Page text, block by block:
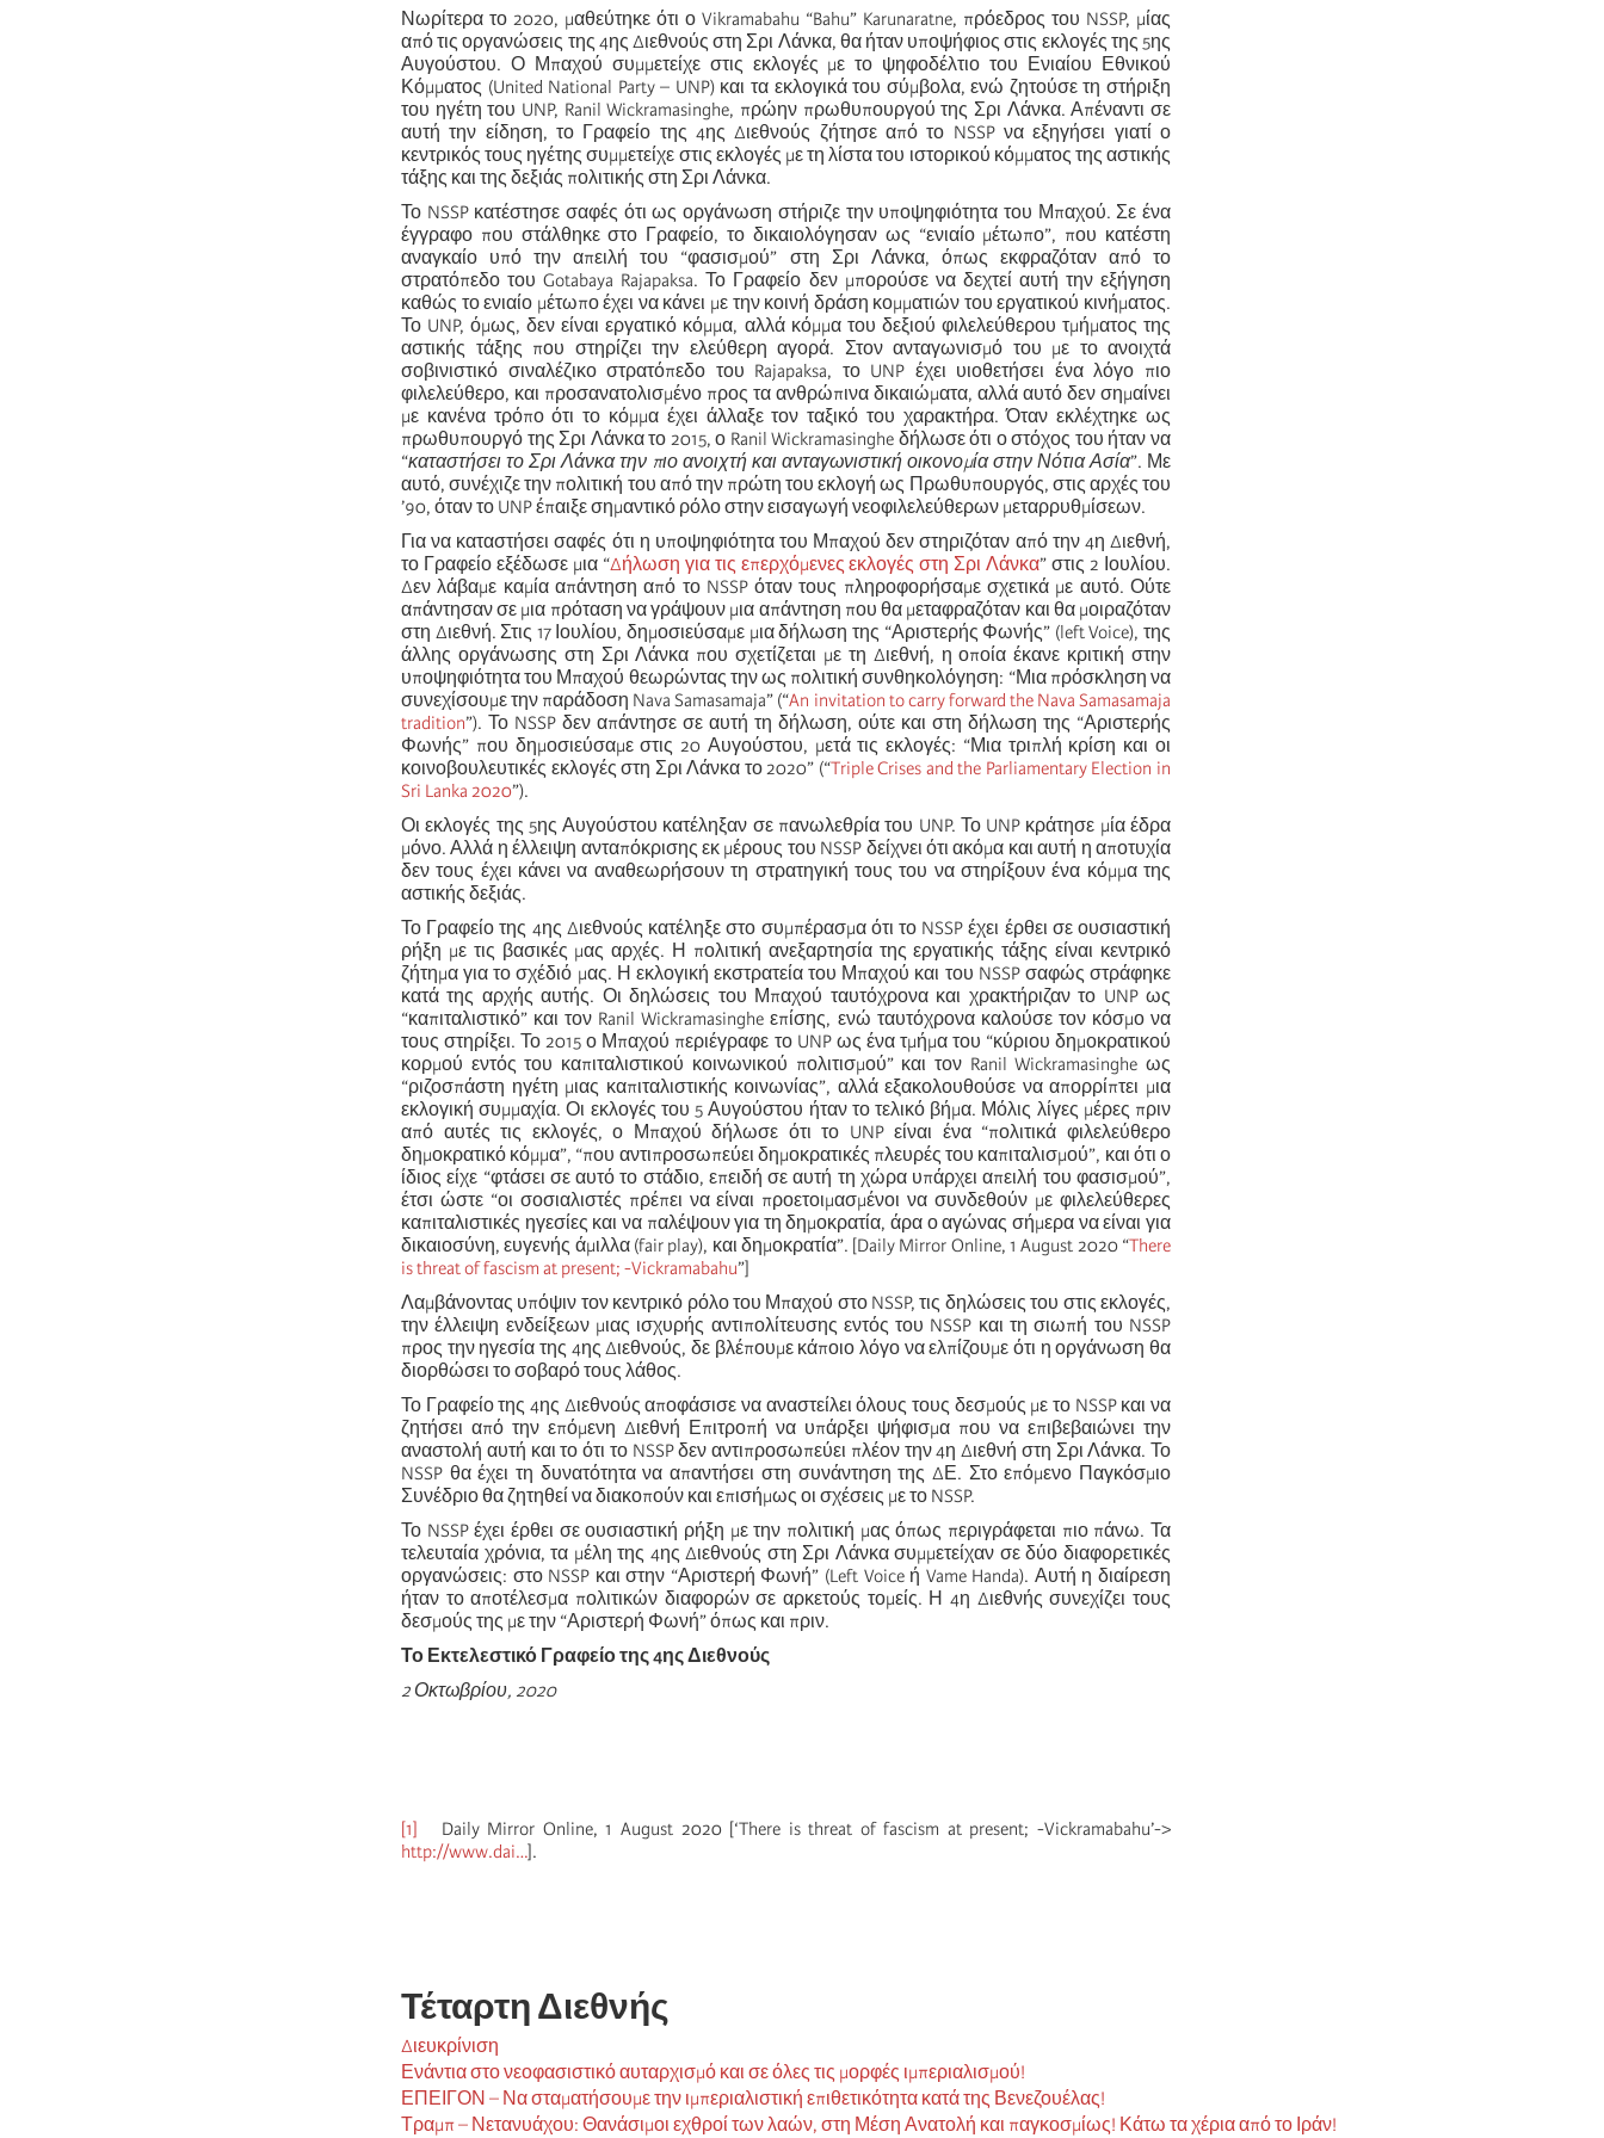
Νωρίτερα το 2020, μαθεύτηκε ότι ο Vikramabahu “Bahu” Karunaratne, πρόεδρος του NSSP, μίας
από τις οργανώσεις της 4ης Διεθνούς στη Σρι Λάνκα, θα ήταν υποψήφιος στις εκλογές της 5ης
Αυγούστου. Ο Μπαχού συμμετείχε στις εκλογές με το ψηφοδέλτιο του Ενιαίου Εθνικού
Κόμματος (United National Party – UNP) και τα εκλογικά του σύμβολα, ενώ ζητούσε τη στήριξη
του ηγέτη του UNP, Ranil Wickramasinghe, πρώην πρωθυπουργού της Σρι Λάνκα. Απέναντι σε
αυτή την είδηση, το Γραφείο της 4ης Διεθνούς ζήτησε από το NSSP να εξηγήσει γιατί ο
κεντρικός τους ηγέτης συμμετείχε στις εκλογές με τη λίστα του ιστορικού κόμματος της αστικής
τάξης και της δεξιάς πολιτικής στη Σρι Λάνκα.
Το NSSP κατέστησε σαφές ότι ως οργάνωση στήριζε την υποψηφιότητα του Μπαχού. Σε ένα
έγγραφο που στάλθηκε στο Γραφείο, το δικαιολόγησαν ως “ενιαίο μέτωπο”, που κατέστη
αναγκαίο υπό την απειλή του “φασισμού” στη Σρι Λάνκα, όπως εκφραζόταν από το
στρατόπεδο του Gotabaya Rajapaksa. Το Γραφείο δεν μπορούσε να δεχτεί αυτή την εξήγηση
καθώς το ενιαίο μέτωπο έχει να κάνει με την κοινή δράση κομματιών του εργατικού κινήματος.
Το UNP, όμως, δεν είναι εργατικό κόμμα, αλλά κόμμα του δεξιού φιλελεύθερου τμήματος της
αστικής τάξης που στηρίζει την ελεύθερη αγορά. Στον ανταγωνισμό του με το ανοιχτά
σοβινιστικό σιναλέζικο στρατόπεδο του Rajapaksa, το UNP έχει υιοθετήσει ένα λόγο πιο
φιλελεύθερο, και προσανατολισμένο προς τα ανθρώπινα δικαιώματα, αλλά αυτό δεν σημαίνει
με κανένα τρόπο ότι το κόμμα έχει άλλαξε τον ταξικό του χαρακτήρα. Όταν εκλέχτηκε ως
πρωθυπουργό της Σρι Λάνκα το 2015, ο Ranil Wickramasinghe δήλωσε ότι ο στόχος του ήταν να
“καταστήσει το Σρι Λάνκατην πιο ανοιχτή και ανταγωνιστική οικονομία στην Νότια Ασία”. Με
αυτό, συνέχιζε την πολιτική του από την πρώτη του εκλογή ως Πρωθυπουργός, στις αρχές του
’90, όταν το UNP έπαιξε σημαντικό ρόλο στην εισαγωγή νεοφιλελεύθερων μεταρρυθμίσεων.
Για να καταστήσει σαφές ότι η υποψηφιότητα του Μπαχού δεν στηριζόταν από την 4η Διεθνή,
το Γραφείο εξέδωσε μια “Δήλωση για τις επερχόμενες εκλογές στη Σρι Λάνκα” στις 2 Ιουλίου.
Δεν λάβαμε καμία απάντηση από το NSSP όταν τους πληροφορήσαμε σχετικά με αυτό. Ούτε
απάντησαν σε μια πρόταση να γράψουν μια απάντηση που θα μεταφραζόταν και θα μοιραζόταν
στη Διεθνή. Στις 17 Ιουλίου, δημοσιεύσαμε μια δήλωση της “Αριστερής Φωνής” (left Voice), της
άλλης οργάνωσης στη Σρι Λάνκα που σχετίζεται με τη Διεθνή, η οποία έκανε κριτική στην
υποψηφιότητα του Μπαχού θεωρώντας την ως πολιτική συνθηκολόγηση: “Μια πρόσκληση να
συνεχίσουμε την παράδοση Nava Samasamaja” (“An invitation to carry forward the Nava Samasamaja
tradition”). Το NSSP δεν απάντησε σε αυτή τη δήλωση, ούτε και στη δήλωση της “Αριστερής
Φωνής” που δημοσιεύσαμε στις 20 Αυγούστου, μετά τις εκλογές: “Μια τριπλή κρίση και οι
κοινοβουλευτικές εκλογές στη Σρι Λάνκα το 2020” (“Triple Crises and the Parliamentary Election in
Sri Lanka 2020”).
Οι εκλογές της 5ης Αυγούστου κατέληξαν σε πανωλεθρία του UNP. Το UNP κράτησε μία έδρα
μόνο. Αλλά η έλλειψη ανταπόκρισης εκ μέρους του NSSP δείχνει ότι ακόμα και αυτή η αποτυχία
δεν τους έχει κάνει να αναθεωρήσουν τη στρατηγική τους του να στηρίξουν ένα κόμμα της
αστικής δεξιάς.
Το Γραφείο της 4ης Διεθνούς κατέληξε στο συμπέρασμα ότι το NSSP έχει έρθει σε ουσιαστική
ρήξη με τις βασικές μας αρχές. Η πολιτική ανεξαρτησία της εργατικής τάξης είναι κεντρικό
ζήτημα για το σχέδιό μας. Η εκλογική εκστρατεία του Μπαχού και του NSSP σαφώς στράφηκε
κατά της αρχής αυτής. Οι δηλώσεις του Μπαχού ταυτόχρονα και χρακτήριζαν το UNP ως
“καπιταλιστικό” και τον Ranil Wickramasinghe επίσης, ενώ ταυτόχρονα καλούσε τον κόσμο να
τους στηρίξει. Το 2015 ο Μπαχού περιέγραφε το UNP ως ένα τμήμα του “κύριου δημοκρατικού
κορμού εντός του καπιταλιστικού κοινωνικού πολιτισμού” και τον Ranil Wickramasinghe ως
“ριζοσπάστη ηγέτη μιας καπιταλιστικής κοινωνίας”, αλλά εξακολουθούσε να απορρίπτει μια
εκλογική συμμαχία. Οι εκλογές του 5 Αυγούστου ήταν το τελικό βήμα. Μόλις λίγες μέρες πριν
από αυτές τις εκλογές, ο Μπαχού δήλωσε ότι το UNP είναι ένα “πολιτικά φιλελεύθερο
δημοκρατικό κόμμα”, “που αντιπροσωπεύει δημοκρατικές πλευρές του καπιταλισμού”, και ότι ο
ίδιος είχε “φτάσει σε αυτό το στάδιο, επειδή σε αυτή τη χώρα υπάρχει απειλή του φασισμού”,
έτσι ώστε “οι σοσιαλιστές πρέπει να είναι προετοιμασμένοι να συνδεθούν με φιλελεύθερες
καπιταλιστικές ηγεσίες και να παλέψουν για τη δημοκρατία, άρα ο αγώνας σήμερα να είναι για
δικαιοσύνη, ευγενής άμιλλα (fair play), και δημοκρατία”. [Daily Mirror Online, 1 August 2020 “There
is threat of fascism at present; -Vickramabahu”]
Λαμβάνοντας υπόψιν τον κεντρικό ρόλο του Μπαχού στο NSSP, τις δηλώσεις του στις εκλογές,
την έλλειψη ενδείξεων μιας ισχυρής αντιπολίτευσης εντός του NSSP και τη σιωπή του NSSP
προς την ηγεσία της 4ης Διεθνούς, δε βλέπουμε κάποιο λόγο να ελπίζουμε ότι η οργάνωση θα
διορθώσει το σοβαρό τους λάθος.
Το Γραφείο της 4ης Διεθνούς αποφάσισε να αναστείλει όλους τους δεσμούς με το NSSP και να
ζητήσει από την επόμενη Διεθνή Επιτροπή να υπάρξει ψήφισμα που να επιβεβαιώνει την
αναστολή αυτή και το ότι το NSSP δεν αντιπροσωπεύει πλέον την 4η Διεθνή στη Σρι Λάνκα. Το
NSSP θα έχει τη δυνατότητα να απαντήσει στη συνάντηση της ΔΕ. Στο επόμενο Παγκόσμιο
Συνέδριο θα ζητηθεί να διακοπούν και επισήμως οι σχέσεις με το NSSP.
Το NSSP έχει έρθει σε ουσιαστική ρήξη με την πολιτική μας όπως περιγράφεται πιο πάνω. Τα
τελευταία χρόνια, τα μέλη της 4ης Διεθνούς στη Σρι Λάνκα συμμετείχαν σε δύο διαφορετικές
οργανώσεις: στο NSSP και στην “Αριστερή Φωνή” (Left Voice ή Vame Handa). Αυτή η διαίρεση
ήταν το αποτέλεσμα πολιτικών διαφορών σε αρκετούς τομείς. Η 4η Διεθνής συνεχίζει τους
δεσμούς της με την “Αριστερή Φωνή” όπως και πριν.
Το Εκτελεστικό Γραφείο της 4ης Διεθνούς
2 Οκτωβρίου, 2020
[1]
Daily Mirror Online, 1 August 2020 [‘There is threat of fascism at present; -Vickramabahu’->
http://www.dai…].
Τέταρτη Διεθνής
Διευκρίνιση
Ενάντια στο νεοφασιστικό αυταρχισμό και σε όλες τις μορφές ιμπεριαλισμού!
ΕΠΕΙΓΟΝ – Να σταματήσουμε την ιμπεριαλιστική επιθετικότητα κατά της Βενεζουέλας!
Τραμπ – Νετανυάχου: Θανάσιμοι εχθροί των λαών, στη Μέση Ανατολή και παγκοσμίως! Κάτω τα χέρια από το Ιράν!